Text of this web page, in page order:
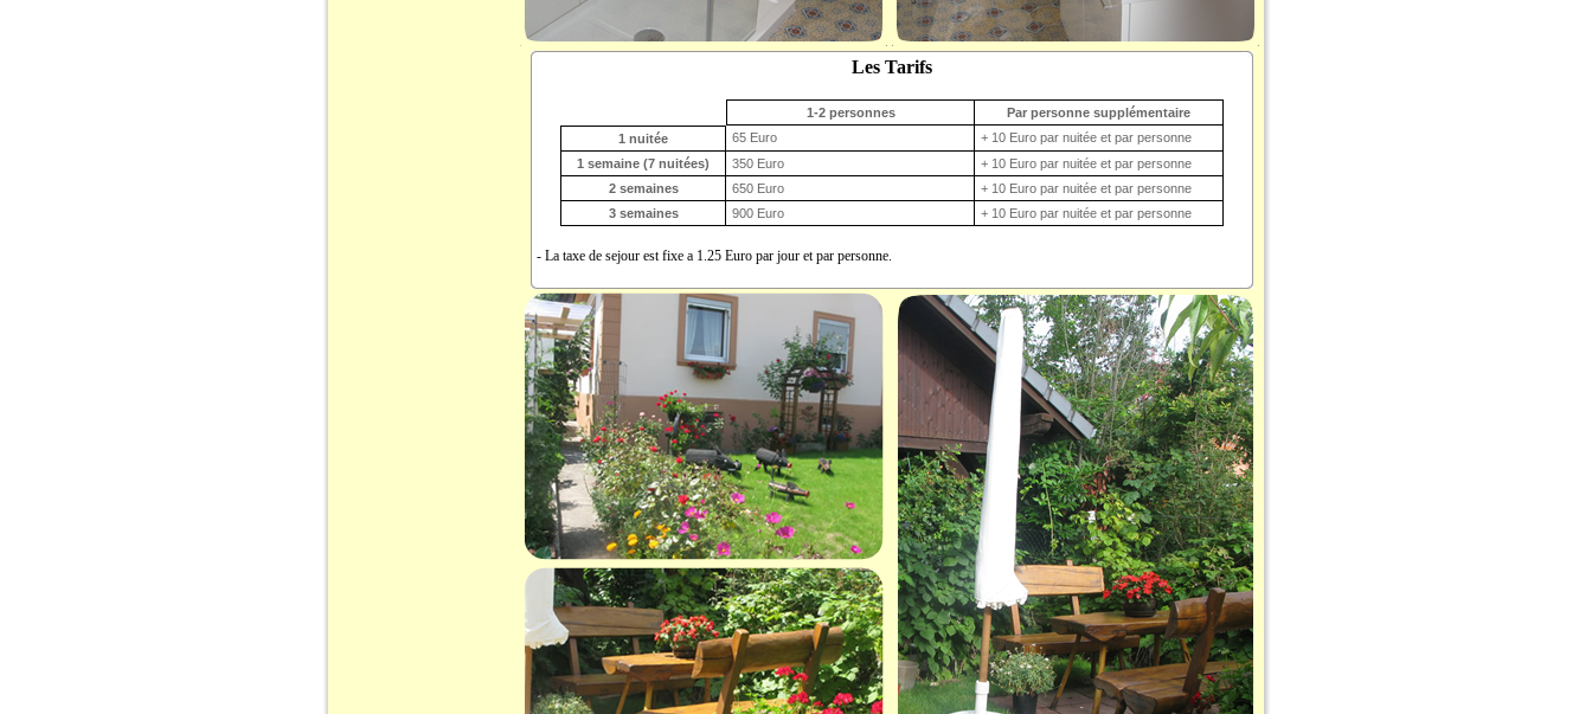
Les Tarifs
1-2 personnes
Par personne supplémentaire
1 nuitée
65 Euro
+ 10 Euro par nuitée et par personne
1 semaine (7 nuitées)
350 Euro
+ 10 Euro par nuitée et par personne
2 semaines
650 Euro
+ 10 Euro par nuitée et par personne
3 semaines
900 Euro + 10 Euro par nuitée et par personne
- La taxe de sejour est fixe a 1.25 Euro par jour et par personne.